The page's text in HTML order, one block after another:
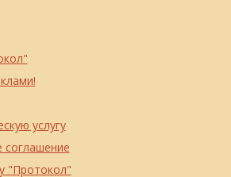
услугу
соглашение
"Протокол"